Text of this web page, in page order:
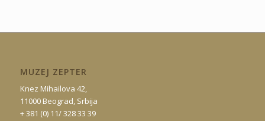
MUZEJ ZEPTER
Knez Mihailova 42,
11000 Beograd, Srbija
+ 381 (0) 11/ 328 33 39